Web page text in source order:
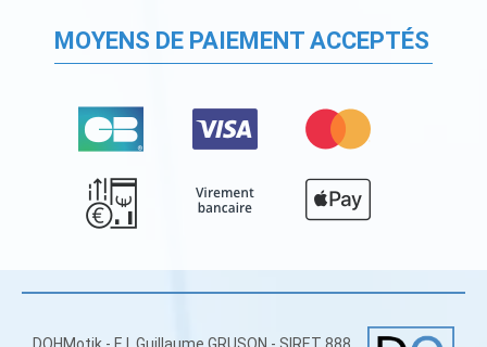
MOYENS DE PAIEMENT ACCEPTÉS